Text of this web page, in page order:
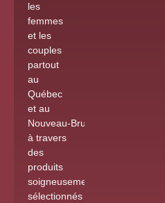
les
femmes
et les
couples
partout
au
Québec
et au
Nouveau-Brunswick
à travers
des
produits
soigneusement
sélectionnés